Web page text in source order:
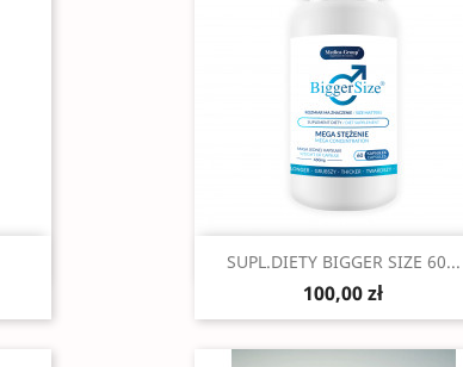
Szybki podgląd
SUPL.DIETY BIGGER SIZE 60...
100,00 zł